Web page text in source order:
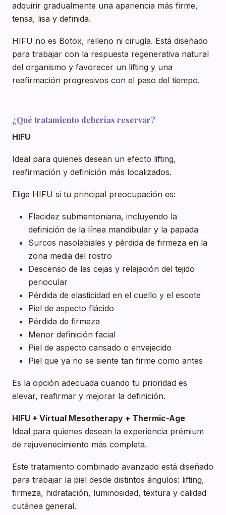
adquirir gradualmente una apariencia más firme,
tensa, lisa y definida.
HIFU no es Botox, relleno ni cirugía. Está diseñado
para trabajar con la respuesta regenerativa natural
del organismo y favorecer un lifting y una
reafirmación progresivos con el paso del tiempo.
¿Qué tratamiento deberías reservar?
HIFU
Ideal para quienes desean un efecto lifting,
reafirmación y definición más localizados.
Elige HIFU si tu principal preocupación es:
Flacidez submentoniana, incluyendo la
definición de la línea mandibular y la papada
Surcos nasolabiales y pérdida de firmeza en la
zona media del rostro
Descenso de las cejas y relajación del tejido
periocular
Pérdida de elasticidad en el cuello y el escote
Piel de aspecto flácido
Pérdida de firmeza
Menor definición facial
Piel de aspecto cansado o envejecido
Piel que ya no se siente tan firme como antes
Es la opción adecuada cuando tu prioridad es
elevar, reafirmar y mejorar la definición.
HIFU + Virtual Mesotherapy + Thermic-Age
Ideal para quienes desean la experiencia prémium
de rejuvenecimiento más completa.
Este tratamiento combinado avanzado está diseñado
para trabajar la piel desde distintos ángulos: lifting,
firmeza, hidratación, luminosidad, textura y calidad
cutánea general.